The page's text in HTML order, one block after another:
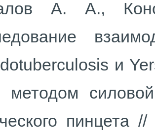
А. А.,
и
методом
пинцета